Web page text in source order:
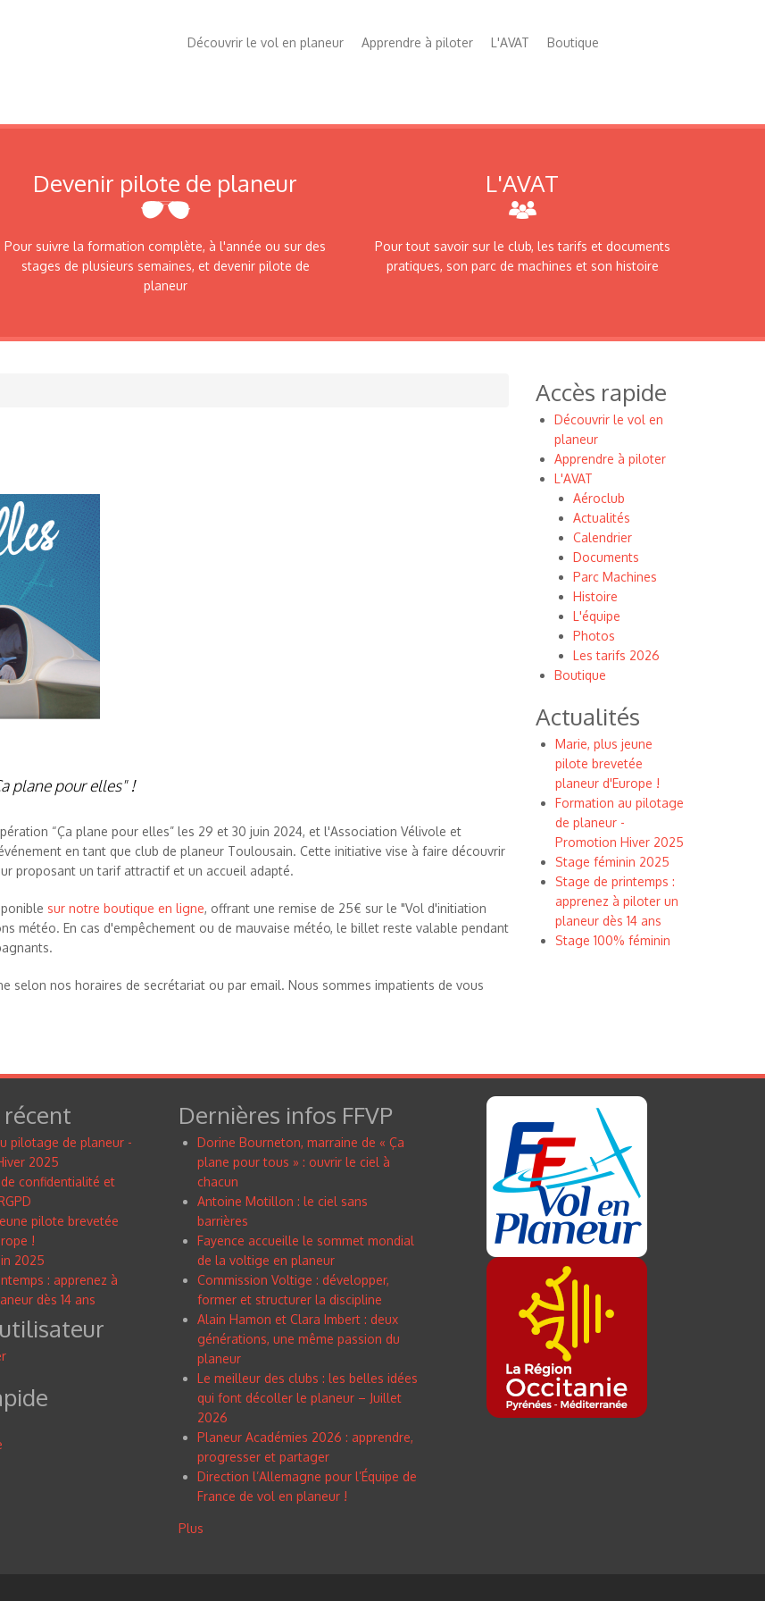
Découvrir le vol en planeur Apprendre à piloter L'AVAT Boutique
Devenir pilote de planeur
Pour suivre la formation complète, à l'année ou sur des
stages de plusieurs semaines, et devenir pilote de
planeur
L'AVAT
Pour tout savoir sur le club, les tarifs et documents
pratiques, son parc de machines et son histoire
plane pour elles" !
“Ça plane pour elles” les 29 et 30 juin 2024, et l'Association Vélivole et
en tant que club de planeur Toulousain. Cette initiative vise à faire découvrir
proposant un tarif attractif et un accueil adapté.
sur notre boutique en ligne, offrant une remise de 25€ sur le "Vol d'initiation
météo. En cas d'empêchement ou de mauvaise météo, le billet reste valable pendant
selon nos horaires de secrétariat ou par email. Nous sommes impatients de vous
Accès rapide
Découvrir le vol en
planeur
Apprendre à piloter
L'AVAT
Aéroclub
Actualités
Calendrier
Documents
Parc Machines
Histoire
L'équipe
Photos
Les tarifs 2026
Boutique
Actualités
Marie, plus jeune
pilote brevetée
planeur d'Europe !
Formation au pilotage
de planeur -
Promotion Hiver 2025
Stage féminin 2025
Stage de printemps :
apprenez à piloter un
planeur dès 14 ans
Stage 100% féminin
pilotage de planeur -
2025
confidentialité et
pilote brevetée
!
2025
: apprenez à
dès 14 ans
Dernières infos FFVP
Dorine Bourneton, marraine de « Ça
plane pour tous » : ouvrir le ciel à
chacun
Antoine Motillon : le ciel sans
barrières
Fayence accueille le sommet mondial
de la voltige en planeur
Commission Voltige : développer,
former et structurer la discipline
Alain Hamon et Clara Imbert : deux
générations, une même passion du
planeur
Le meilleur des clubs : les belles idées
qui font décoller le planeur – Juillet
2026
Planeur Académies 2026 : apprendre,
progresser et partager
Direction l’Allemagne pour l’Équipe de
France de vol en planeur !
Plus